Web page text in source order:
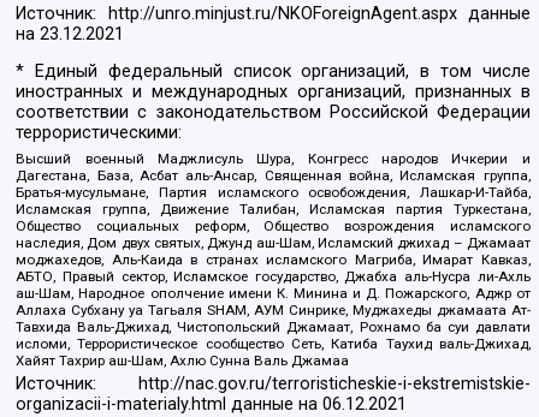
Источник: http://unro.minjust.ru/NKOForeignAgent.aspxданные
на23.12.2021
* Единый федеральный список организаций, в том числе
иностранных и международных организаций, признанных в
соответствии с законодательством Российской Федерации
террористическими:
Высший военный Маджлисуль Шура, Конгресс народов Ичкерии и
Дагестана, База, Асбат аль-Ансар, Священная война, Исламская группа,
Братья-мусульмане, Партия исламского освобождения, Лашкар-И-Тайба,
Исламская группа, Движение Талибан, Исламская партия Туркестана,
Общество социальных реформ, Общество возрождения исламского
наследия, Дом двух святых, Джунд аш-Шам, Исламский джихад – Джамаат
моджахедов, Аль-Каида в странах исламского Магриба, Имарат Кавказ,
АБТО, Правый сектор, Исламское государство, Джабха аль-Нусра ли-Ахль
аш-Шам, Народное ополчение имени К. Минина и Д. Пожарского, Аджр от
Аллаха Субхану уа Тагьаля SHAM, АУМ Синрике, Муджахеды джамаата Ат-
Тавхида Валь-Джихад, Чистопольский Джамаат, Рохнамо ба суи давлати
исломи, Террористическое сообщество Сеть, Катиба Таухид валь-Джихад,
Хайят Тахрир аш-Шам, Ахлю Сунна Валь Джамаа
Источник:
http://nac.gov.ru/terroristicheskie-i-ekstremistskie-
organizacii-i-materialy.html данные на06.12.2021